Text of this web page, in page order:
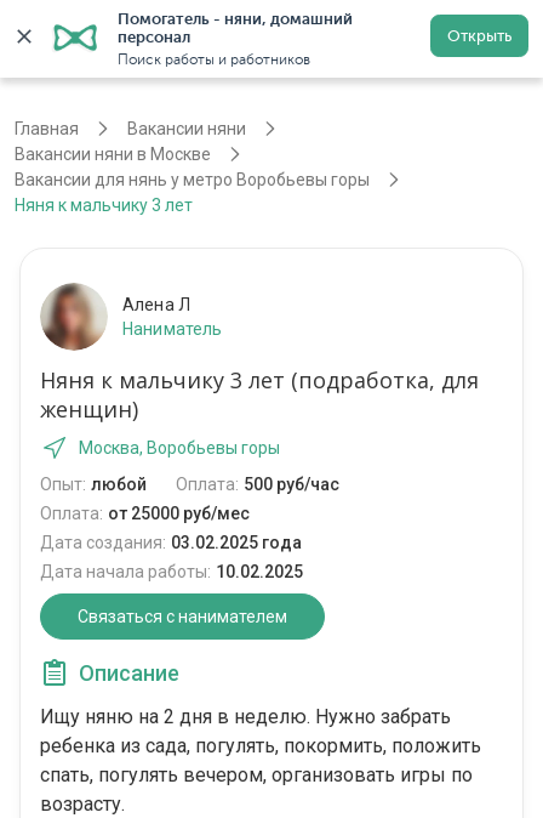
Помогатель - няни, домашний
персонал
Поиск работы и работников
Открыть
Регистрация
Главная
Вакансии няни
Вакансии няни в Москве
Вакансии для нянь у метро Воробьевы горы
Няня к мальчику 3 лет
Алена Л
Наниматель
Няня к мальчику 3 лет (подработка, для
женщин)
Москва, Воробьевы горы
Опыт: любой Оплата: 500 руб/час
Оплата: от 25000 руб/мес
Дата создания: 03.02.2025 года
Дата начала работы: 10.02.2025
Связаться с нанимателем
Описание
Ищу няню на 2 дня в неделю. Нужно забрать
ребенка из сада, погулять, покормить, положить
спать, погулять вечером, организовать игры по
возрасту.